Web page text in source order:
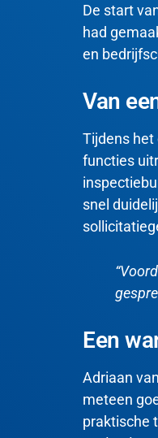
De start
had
en
Van
Tijdens
functies
snel
Een
Adriaan
meteen
praktische